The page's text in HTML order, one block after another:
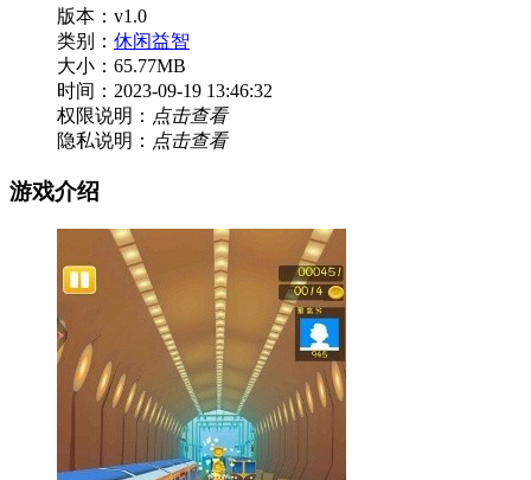
版本：v1.0
类别： 休闲益智
大小：65.77MB
时间：2023-09-19 13:46:32
权限说明： 点击查看
隐私说明： 点击查看
游戏介绍